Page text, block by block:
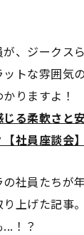
、ジークス
トな雰囲気
りますよ！
る柔軟さと
社員座談会】
社員たちが
上げた記事
！？